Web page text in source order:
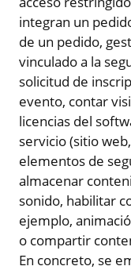
integran un
de un pedido,
vinculado a la
solicitud de
evento, contar
licencias del
servicio (sitio
elementos de
almacenar
sonido, habilitar
ejemplo,
o compartir
En concreto, se